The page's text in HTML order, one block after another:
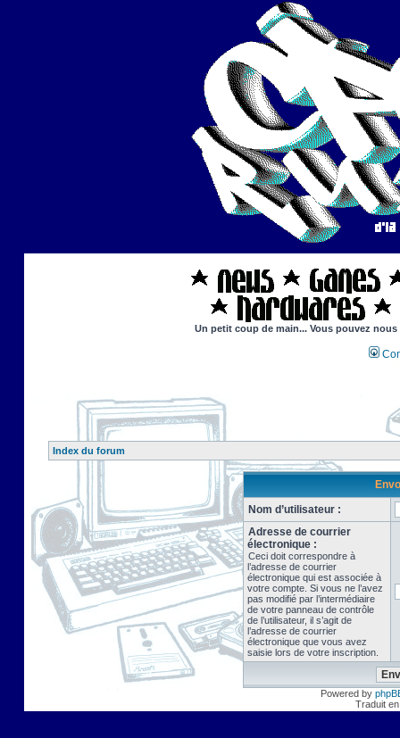
Un petit coup de main... Vous pouvez
Index du forum
Nom d’utilisateur :
Adresse de courrier
électronique :
Ceci doit correspondre à
l’adresse de courrier
électronique qui est associée à
votre compte. Si vous ne l’avez
pas modifié par l’intermédiaire
de votre panneau de contrôle
de l’utilisateur, il s’agit de
l’adresse de courrier
électronique que vous avez
saisie lors de votre inscription.
Powered by
Traduit